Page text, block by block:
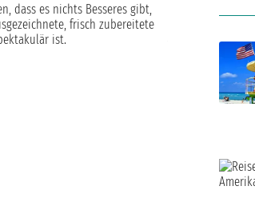
dass es nichts Besseres gibt,
frisch zubereitete
ist.